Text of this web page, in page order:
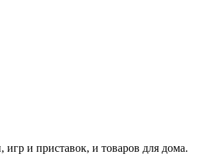
и приставок, и товаров для дома.